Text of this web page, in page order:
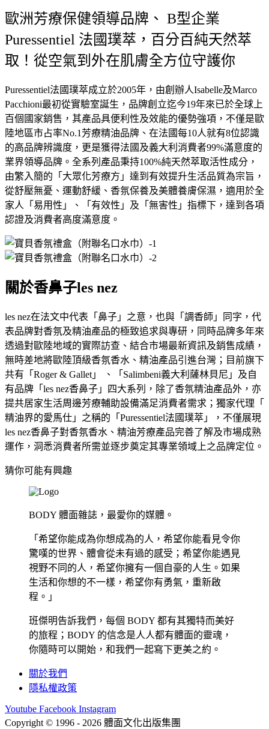
歐洲芳療保健領導品牌、 B型企業
Puressentiel 法國璞萃，百分百純天然萃
取！從空氣到外在肌膚全方位守護你
Puressentiel法國璞萃成立於2005年，由創辦人Isabelle及Marco
Pacchioni最初從實驗室誕生，品牌創立迄今19年來已於全球上
百個國家銷售，其產品具便利性及效能的優勢強項， 不僅是歐
陸地區市占率No.1 芳療精油品牌、在法國每10人就有8位認識
的高品牌辨識度，更是獲得法國及義大利消費者99%滿意度的
業界領導品牌。全系列產品秉持100%純天然萃取活性成分，
由繁入簡的「大眾化芳療方」達到有效提升生活品質為宗旨，
從舒壓無憂、運動舒緩、香氛保養及美體養膚保濕，適用於全
家人「 易用性」、「有效性」及「無害性」指標下， 達到各項
認證及消費者高度滿意度。
關於香鼻子les nez
les nez在法文中代表「鼻子」之意，也與「調香師」同字， 代
表品牌對香氛及精油產品的極致追求與專研， 同時品牌多年來
透過對歐陸地域的實際訪查、 結合市場最新資訊及銷售成績，
無時差地將歐陸頂級香氛香水、 精油產品引進台灣；目前旗下
共有「 Roger & Gallet 」 、「 Salimbeni義大利薩林貝尼」及自
有品牌「 les nez香鼻子」四大系列，除了香氛精油產品外， 亦
提共居家生活周邊芳療輔助設備滿足消費者需求；獨家代理「
精油界的愛馬仕」之稱的「 Puressentiel法國璞萃」， 不僅展現
les nez香鼻子對香氛香水、精油芳療產品完善了解及市場成熟
運作， 洞悉消費者所需並逐步奠定其專業領域上之品牌定位。
猜你可能有興趣
BODY 體面雜誌，最愛你的媒體。
「希望你能成為你想成為的人，希望你能看見令你
驚嘆的世界、體會從未有過的感受；希望你能遇見
視野不同的人，希望你擁有一個自豪的人生。如果
生活和你想的不一樣，希望你有勇氣，重新啟
程。」
班傑明告訴我們，每個 BODY 都有其獨特而美好
的旅程；BODY 的信念是人人都有體面的靈魂，
你隨時可以開始，和我們一起寫下更美之約。
關於我們
隱私權政策
Youtube Facebook Instagram
Copyright © 1996 - 2026 體面文化出版集團